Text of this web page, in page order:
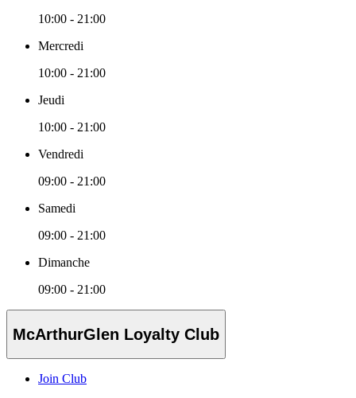
10:00 - 21:00
Mercredi
10:00 - 21:00
Jeudi
10:00 - 21:00
Vendredi
09:00 - 21:00
Samedi
09:00 - 21:00
Dimanche
09:00 - 21:00
McArthurGlen Loyalty Club
Join Club